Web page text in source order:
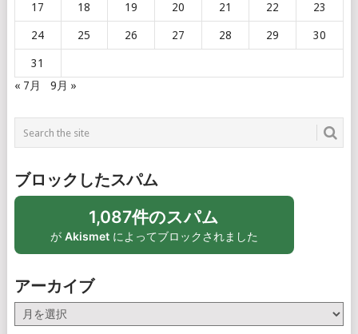
17 18 19 20 21 22 23
24 25 26 27 28 29 30
31
« 7月
9月 »
ブロックしたスパム
1,087件のスパム
が Akismetによってブロックされました
アーカイブ
ー